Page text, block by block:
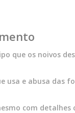
que os noivos
usa e abusa das
com detalhes